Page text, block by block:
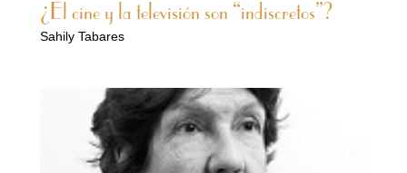
¿El cine y la televisión son “indiscretos”?
Sahily Tabares